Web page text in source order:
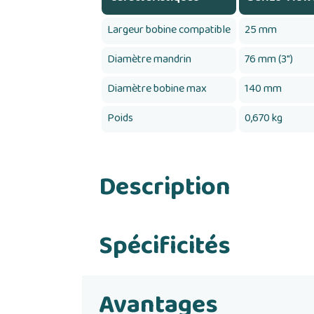
Largeur bobine compatible
25 mm
Diamètre mandrin
76 mm (3")
Diamètre bobine max
140 mm
Poids
0,670 kg
Description
Spécificités
Avantages